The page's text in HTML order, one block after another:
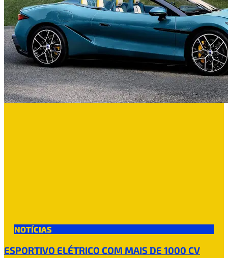
NOTÍCIAS
ESPORTIVO ELÉTRICO COM MAIS DE 1000 CV